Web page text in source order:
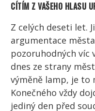
CÍTÍM Z VAŠEHO HLASU
Z celých deseti let.
argumentace
pozoruhodných víc
dnes ze strany
výměně lamp, je to
Konečného vždy
jediný den před